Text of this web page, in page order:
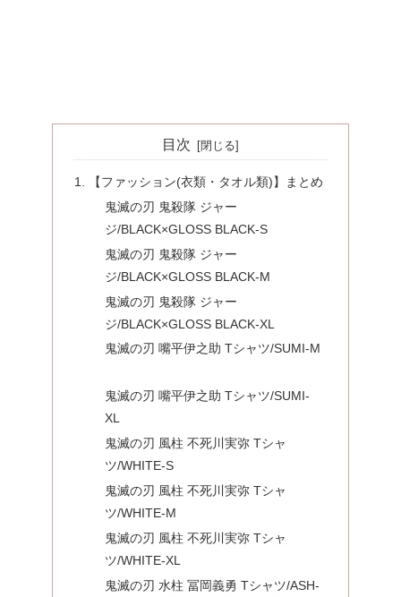
目次
【ファッション(衣類・タオル類)】まとめ
鬼滅の刃 鬼殺隊 ジャー
ジ/BLACK×GLOSS BLACK-S
鬼滅の刃 鬼殺隊 ジャー
ジ/BLACK×GLOSS BLACK-M
鬼滅の刃 鬼殺隊 ジャー
ジ/BLACK×GLOSS BLACK-XL
鬼滅の刃 嘴平伊之助 Tシャツ/SUMI-M
鬼滅の刃 嘴平伊之助 Tシャツ/SUMI-
XL
鬼滅の刃 風柱 不死川実弥 Tシャ
ツ/WHITE-S
鬼滅の刃 風柱 不死川実弥 Tシャ
ツ/WHITE-M
鬼滅の刃 風柱 不死川実弥 Tシャ
ツ/WHITE-XL
鬼滅の刃 水柱 冨岡義勇 Tシャツ/ASH-